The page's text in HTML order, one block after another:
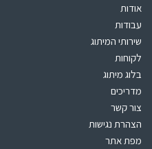
אודות
עבודות
שירותי המיתוג
לקוחות
בלוג מיתוג
מדריכים
צור קשר
הצהרת נגישות
מפת אתר